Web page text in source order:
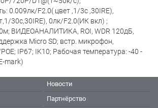
0.009лк/F2.0( цвет ,1/3с ,30IRE),
30с,30IRE), 0лк/F2.0(ИК вкл) ;
ВИДЕОАНАЛИТИКА, ROI, WDR 120дБ,
Micro SD; встр. микрофон,
IP67; IK10; Рабочая температура: -40 -
mark)
Новости
Партнёрство